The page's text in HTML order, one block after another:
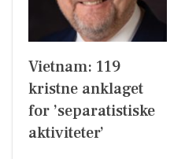
Vietnam: 119
kristne anklaget
for ’separatistiske
aktiviteter’